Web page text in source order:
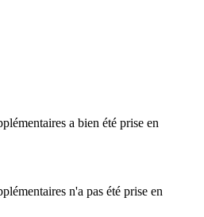
a bien été prise en
n'a pas été prise en